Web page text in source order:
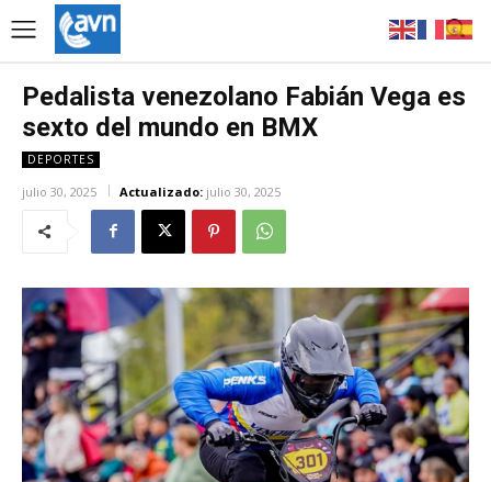
Pedalista venezolano Fabián Vega es
sexto del mundo en BMX
DEPORTES
julio 30, 2025 Actualizado: julio 30, 2025